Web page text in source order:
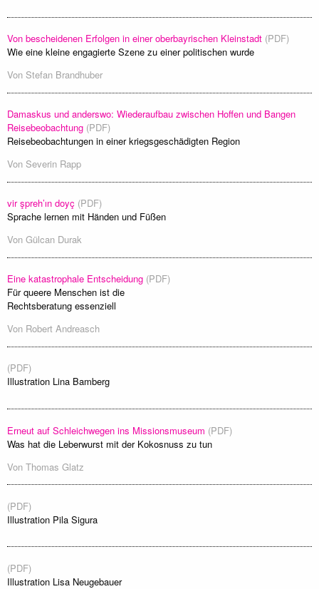
Von bescheidenen Erfolgen in einer oberbayrischen Kleinstadt (PDF)
Wie eine kleine engagierte Szene zu einer politischen wurde
Von Stefan Brandhuber
Damaskus und anderswo: Wiederaufbau zwischen Hoffen und Bangen
Reisebeobachtung (PDF)
Reisebeobachtungen in einer kriegsgeschädigten Region
Von Severin Rapp
vir şpreh’ın doyç (PDF)
Sprache lernen mit Händen und Füßen
Von Gülcan Durak
Eine katastrophale Entscheidung (PDF)
Für queere Menschen ist die
Rechtsberatung essenziell
Von Robert Andreasch
(PDF)
Illustration Lina Bamberg
Erneut auf Schleichwegen ins Missionsmuseum (PDF)
Was hat die Leberwurst mit der Kokosnuss zu tun
Von Thomas Glatz
(PDF)
Illustration Pila Sigura
(PDF)
Illustration Lisa Neugebauer